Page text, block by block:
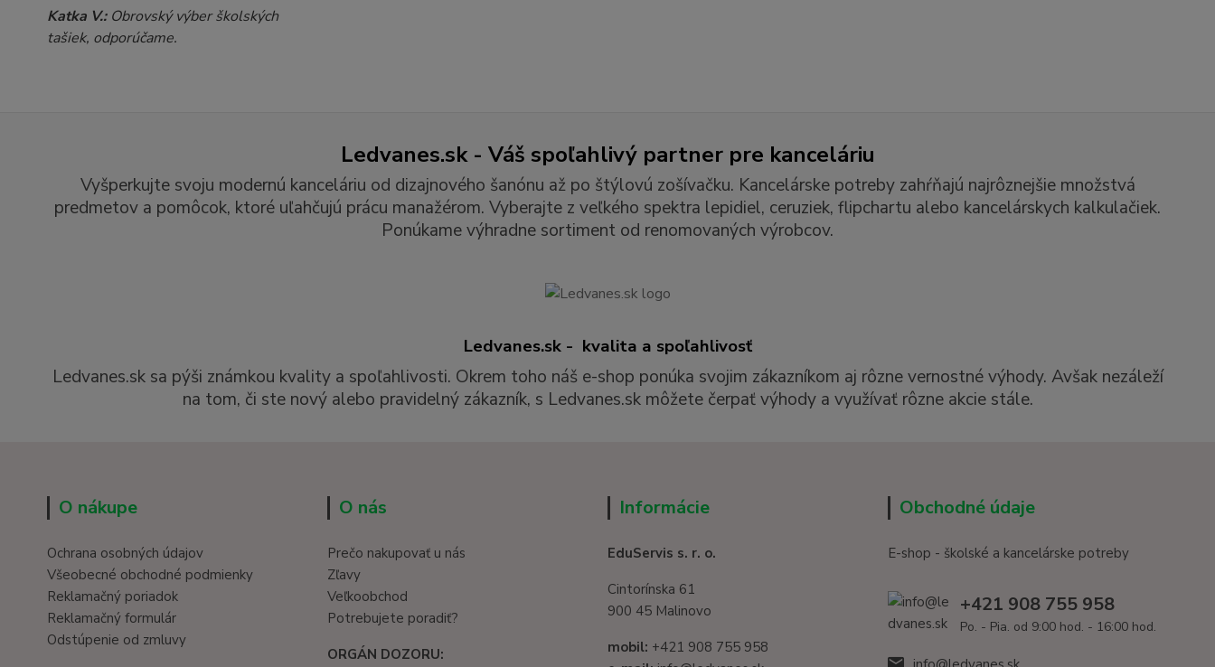
Katka V.: Obrovský výber školských
tašiek, odporúčame.
Ledvanes.sk - Váš spoľahlivý partner pre kanceláriu
Vyšperkujte svoju modernú kanceláriu od dizajnového šanónu až po štýlovú zošívačku. Kancelárske potreby zahŕňajú najrôznejšie množstvá
predmetov a pomôcok, ktoré uľahčujú prácu manažérom. Vyberajte z veľkého spektra lepidiel, ceruziek, flipchartu alebo kancelárskych kalkulačiek.
Ponúkame výhradne sortiment od renomovaných výrobcov.
Ledvanes.sk - kvalita a spoľahlivosť
Ledvanes.sk sa pýši známkou kvality a spoľahlivosti. Okrem toho náš e-shop ponúka svojim zákazníkom aj rôzne vernostné výhody. Avšak nezáleží
na tom, či ste nový alebo pravidelný zákazník, s Ledvanes.sk môžete čerpať výhody a využívať rôzne akcie stále.
O nákupe
Ochrana osobných údajov
Všeobecné obchodné podmienky
Reklamačný poriadok
Reklamačný formulár
Odstúpenie od zmluvy
O nás
Prečo nakupovať u nás
Zľavy
Veľkoobchod
Potrebujete poradiť?
ORGÁN DOZORU:
Informácie
EduServis s. r. o.
Cintorínska 61
900 45 Malinovo
mobil: +421 908 755 958
Obchodné údaje
E-shop - školské a kancelárske potreby
+421 908 755 958
Po. - Pia. od 9:00 hod. - 16:00 hod.